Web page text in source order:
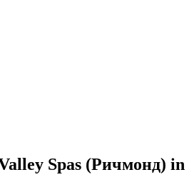
Spas (Ричмонд) in